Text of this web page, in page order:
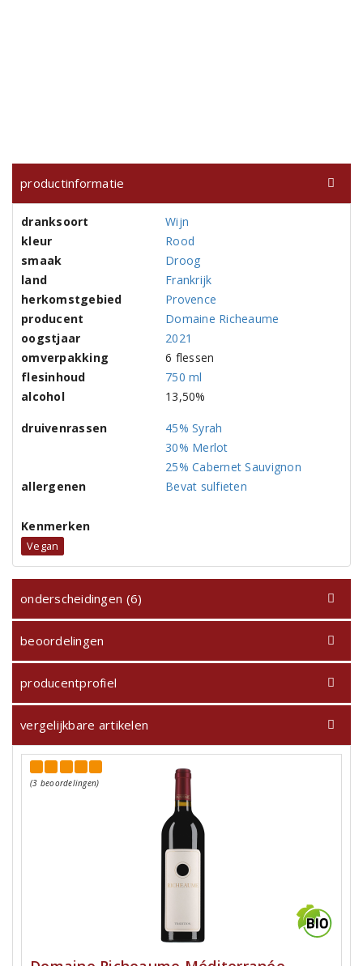
productinformatie
dranksoort
Wijn
kleur
Rood
smaak
Droog
land
Frankrijk
herkomstgebied
Provence
producent
Domaine Richeaume
oogstjaar
2021
omverpakking
6 flessen
flesinhoud
750 ml
alcohol
13,50%
druivenrassen
45% Syrah
30% Merlot
25% Cabernet Sauvignon
allergenen
Bevat sulfieten
Kenmerken
Vegan
onderscheidingen (6)
beoordelingen
producentprofiel
vergelijkbare artikelen
(3 beoordelingen)